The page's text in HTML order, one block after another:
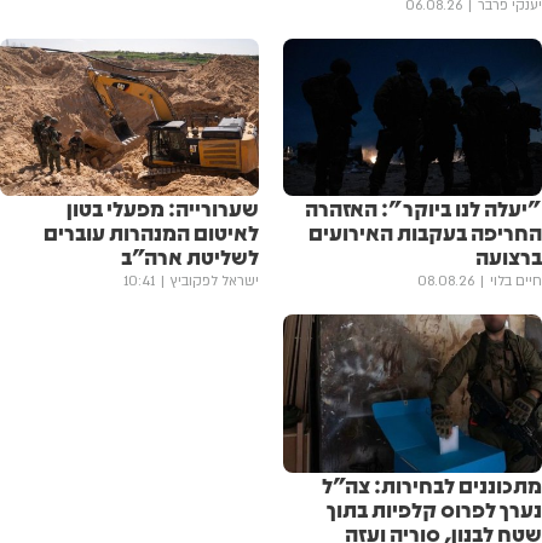
יענקי פרבר 06.08.26
"יעלה לנו ביוקר": האזהרה
החריפה בעקבות האירועים
ברצועה
חיים בלוי 08.08.26
שערורייה: מפעלי בטון
לאיטום המנהרות עוברים
לשליטת ארה״ב
ישראל לפקוביץ 10:41
מתכוננים לבחירות: צה״ל
נערך לפרוס קלפיות בתוך
שטח לבנון, סוריה ועזה